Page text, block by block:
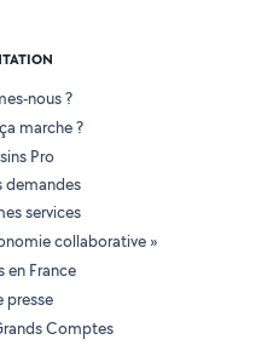
nous ?
marche ?
Pro
demandes
services
collaborative »
en France
presse
Comptes